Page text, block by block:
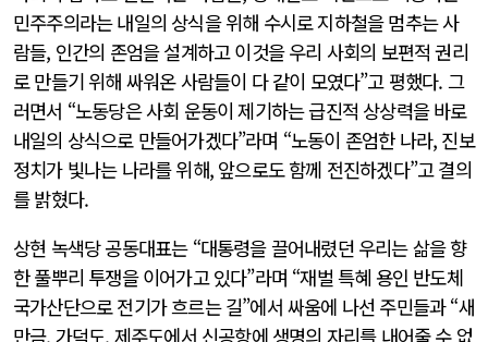
민주주의라는 내일의 상식을 위해 수시로 지하철을 멈추는 사
람들, 인간의 존엄을 설계하고 이것을 우리 사회의 보편적 권리
로 만들기 위해 싸워온 사람들이 다 같이 모였다”고 평했다. 그
러면서 “노동당은 사회 운동이 제기하는 급진적 상상력을 바로
내일의 상식으로 만들어가겠다”라며 “노동이 존엄한 나라, 진보
정치가 빛나는 나라를 위해, 앞으로도 함께 전진하겠다”고 결의
를 밝혔다.
상현 녹색당 공동대표는 “대통령을 끌어내렸던 우리는 삶을 향
한 풀뿌리 투쟁을 이어가고 있다”라며 “재벌 특혜 용인 반도체
국가산단으로 전기가 흐르는 길”에서 싸움에 나선 주민들과 “새
만금, 가덕도, 제주도에서 신공항에 생명의 자리를 내어줄 수 없